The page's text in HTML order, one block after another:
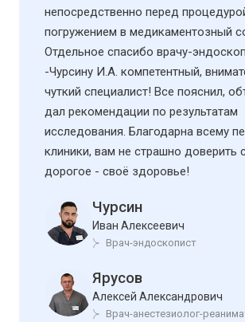
непосредственно перед
погружением в медикаментозный
Отдельное спасибо врачу-
-Чурсину И.А. компетентный,
чуткий специалист! Все пояснил,
дал рекомендации по результатам
исследования. Благодарна всему
клиники, вам не страшно доверить
дорогое - своё здоровье!
Чурсин
Иван Алексеевич
Врач-эндоскопист
Ярусов
Алексей Александрович
Врач-анестезиолог-